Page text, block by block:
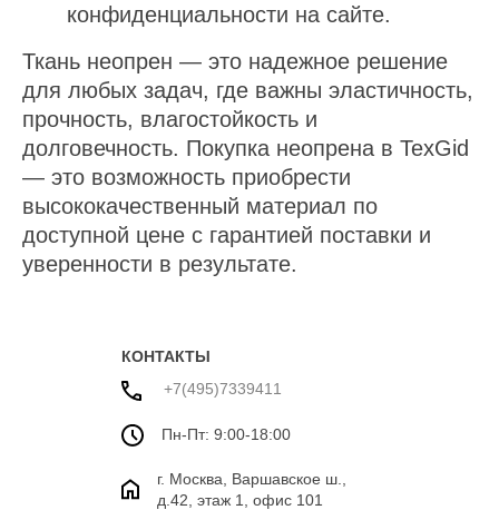
конфиденциальности на сайте.
Ткань неопрен — это надежное решение
для любых задач, где важны эластичность,
прочность, влагостойкость и
долговечность. Покупка неопрена в TexGid
— это возможность приобрести
высококачественный материал по
доступной цене с гарантией поставки и
уверенности в результате.
КОНТАКТЫ
+7(495)7339411
Пн-Пт: 9:00-18:00
г. Москва, Варшавское ш.,
д.42, этаж 1, офис 101